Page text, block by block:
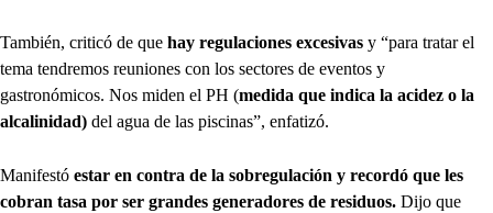
También, criticó de que hay regulaciones excesivas y “para tratar el
tema tendremos reuniones con los sectores de eventos y
gastronómicos. Nos miden el PH (medida que indica la acidez o la
alcalinidad) del agua de las piscinas”, enfatizó.
Manifestó estar en contra de la sobregulación y recordó que les
cobran tasa por ser grandes generadores de residuos. Dijo que